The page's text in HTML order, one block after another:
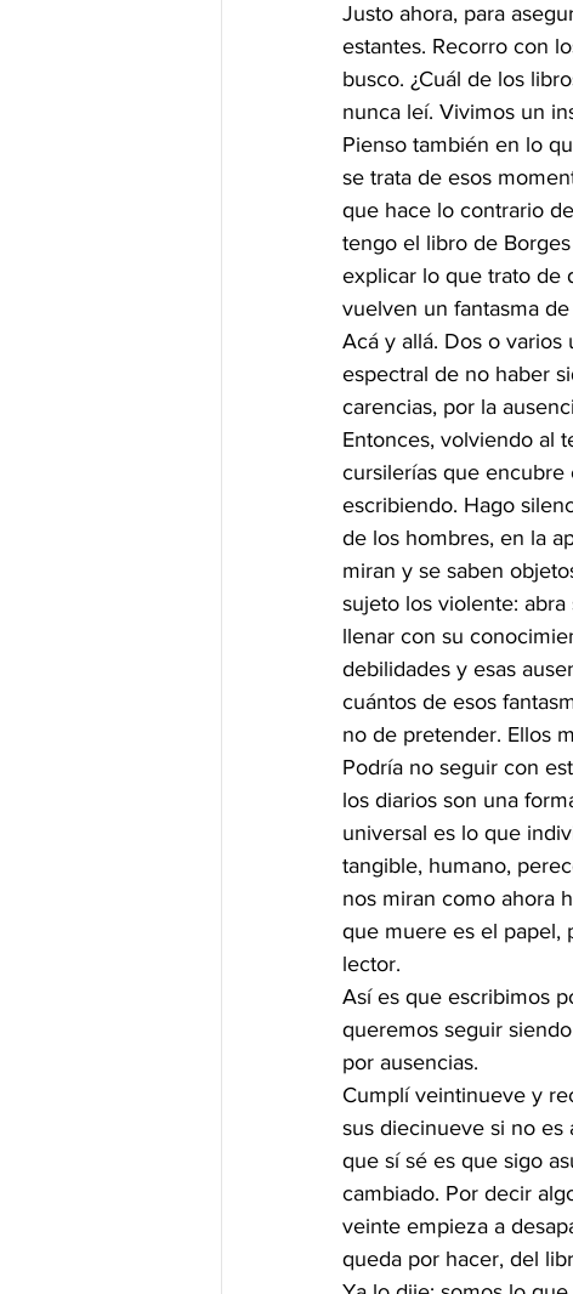
Justo ahora, para
estantes. Recorro con
busco. ¿Cuál de los
nunca leí. Vivimos un
Pienso también en lo
se trata de esos
que hace lo contrario
tengo el libro de
explicar lo que trato de
vuelven un fantasma
Acá y allá. Dos o
espectral de no haber
carencias, por la
Entonces, volviendo al
cursilerías que encubre
escribiendo. Hago
de los hombres, en la
miran y se saben
sujeto los violente:
llenar con su
debilidades y esas
cuántos de esos
no de pretender. Ellos
Podría no seguir con
los diarios son una
universal es lo que
tangible, humano,
nos miran como ahora
que muere es el papel,
lector.
Así es que escribimos
queremos seguir
por ausencias.
Cumplí veintinueve y
sus diecinueve si no es
que sí sé es que sigo
cambiado. Por decir
veinte empieza a
queda por hacer, del